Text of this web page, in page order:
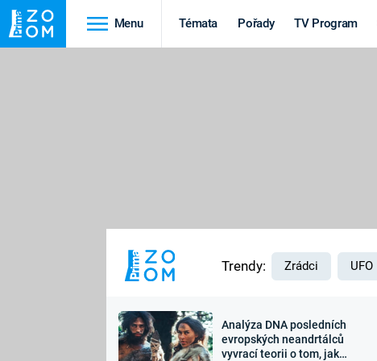
Menu Témata Pořady TV Program
Výročí
Trendy: Zrádci UFO
Analýza DNA posledních
evropských neandrtálců
vyvrací teorii o tom, jak